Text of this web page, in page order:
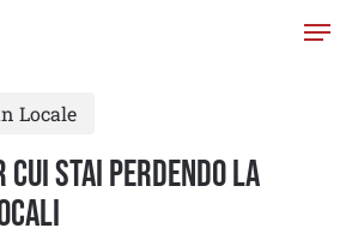
Locale
cui stai perdendo la